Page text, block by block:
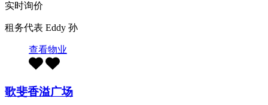
实时询价
租务代表 Eddy 孙
查看物业
歌斐香溢广场